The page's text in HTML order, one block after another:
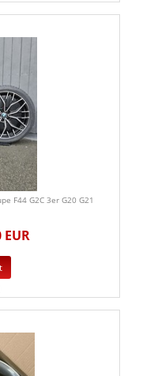
F44 G2C 3er G20 G21
EUR